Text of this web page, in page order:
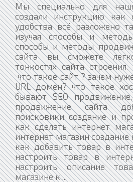
Мы специально для
создали инструкцию как
удобства всё разложено
изучая способы и
способы и методы
сайта вы сможете
тонкостях сайта
что такое сайт ? зачем
URL домен? что такое
бывают SEO
продвижение сайта
поисковики создание и
как сделать интернет
интернет магазин создание
как добавить товар в
настроить товар в
настроить описание
магазине к...